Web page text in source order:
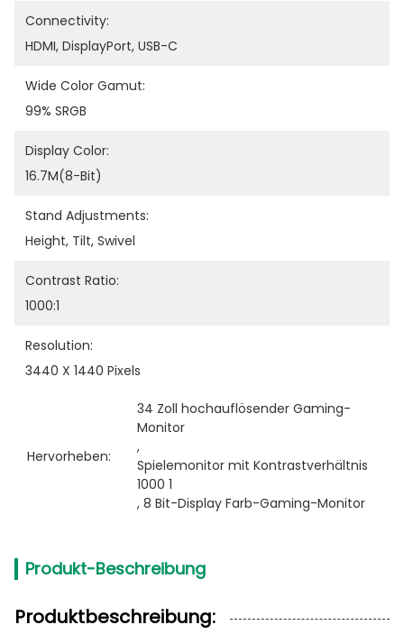
Connectivity:
HDMI, DisplayPort, USB-C
Wide Color Gamut:
99% SRGB
Display Color:
16.7M(8-Bit)
Stand Adjustments:
Height, Tilt, Swivel
Contrast Ratio:
1000:1
Resolution:
3440 X 1440 Pixels
Hervorheben:
34 Zoll hochauflösender Gaming-
Monitor
,
Spielemonitor mit Kontrastverhältnis
1000 1
, 8 Bit-Display Farb-Gaming-Monitor
Produkt-Beschreibung
Produktbeschreibung: